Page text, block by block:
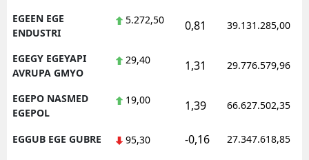
EGEEN EGE
ENDUSTRI
5.272,50 0,81 39.131.285,00
EGEGY EGEYAPI
AVRUPA GMYO
29,40 1,31 29.776.579,96
EGEPO NASMED
EGEPOL
19,00 1,39 66.627.502,35
EGGUB EGE GUBRE 95,30 -0,16 27.347.618,85